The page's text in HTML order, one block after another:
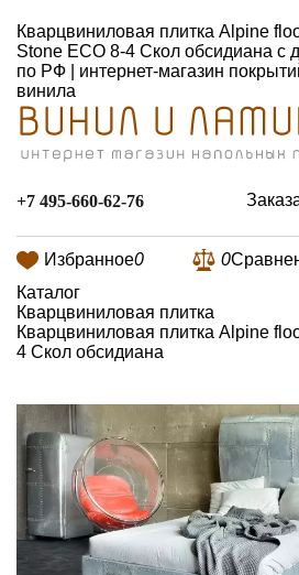
Кварцвиниловая плитка Alpine
Stone ECO 8-4 Скол обсидиана с
по РФ | интернет-магазин
винила
+7 495-660-62-76
Избранное0 0
Каталог
Кварцвиниловая плитка
Кварцвиниловая плитка Alpine
4 Скол обсидиана